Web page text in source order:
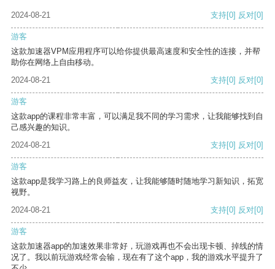
2024-08-21 支持[0] 反对[0]
游客
这款加速器VPM应用程序可以给你提供最高速度和安全性的连接，并帮
助你在网络上自由移动。
2024-08-21
支持[0] 反对[0]
游客
这款app的课程非常丰富，可以满足我不同的学习需求，让我能够找到自
己感兴趣的知识。
2024-08-21
支持[0] 反对[0]
游客
这款app是我学习路上的良师益友，让我能够随时随地学习新知识，拓宽
视野。
2024-08-21
支持[0] 反对[0]
游客
这款加速器app的加速效果非常好，玩游戏再也不会出现卡顿、掉线的情
况了。我以前玩游戏经常会输，现在有了这个app，我的游戏水平提升了